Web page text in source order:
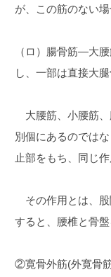
が、この筋のない
（ロ）腸骨筋―大
し、一部は直接大
大腰筋、小腰筋、
別個にあるのでは
止部をもち、同じ
その作用とは、股
すると、腰椎と骨
②寛骨外筋(外寛骨